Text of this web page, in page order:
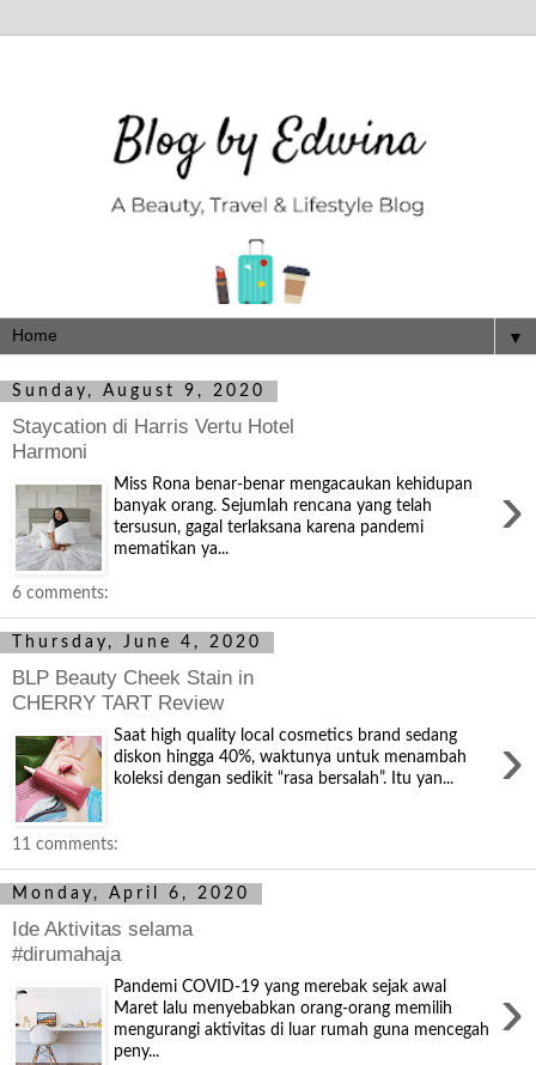
▼
Sunday, August 9, 2020
Staycation di Harris Vertu Hotel
Harmoni
›
Miss Rona benar-benar mengacaukan kehidupan
banyak orang. Sejumlah rencana yang telah
tersusun, gagal terlaksana karena pandemi
mematikan ya...
6 comments:
Thursday, June 4, 2020
BLP Beauty Cheek Stain in
CHERRY TART Review
›
Saat high quality local cosmetics brand sedang
diskon hingga 40%, waktunya untuk menambah
koleksi dengan sedikit “rasa bersalah”. Itu yan...
11 comments:
Monday, April 6, 2020
Ide Aktivitas selama
#dirumahaja
›
Pandemi COVID-19 yang merebak sejak awal
Maret lalu menyebabkan orang-orang memilih
mengurangi aktivitas di luar rumah guna mencegah
peny...